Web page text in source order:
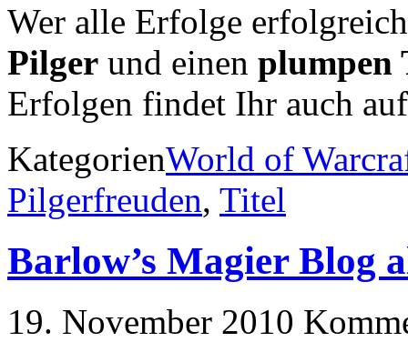
Wer alle Erfolge
Pilger und einen plumpen
Erfolgen findet Ihr auch
KategorienWorld of
Pilgerfreuden, Titel
Barlow’s Magier Blog
19. November 2010